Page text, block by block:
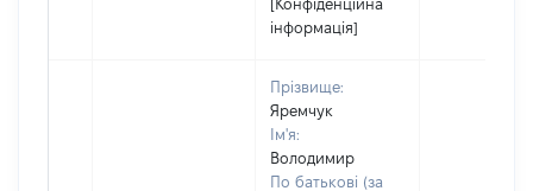
[Конфіденційна
інформація]
Прізвище:
Яремчук
Ім'я:
Володимир
По батькові (за